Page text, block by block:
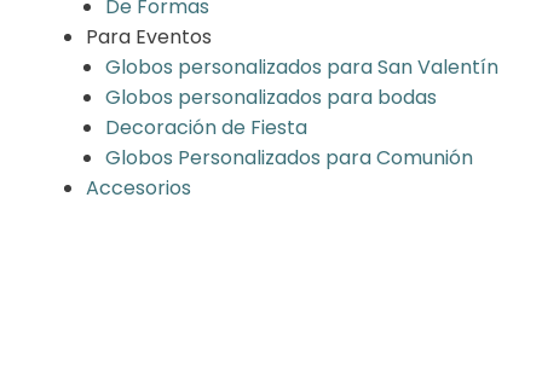
De Formas
Para Eventos
Globos personalizados para San Valentín
Globos personalizados para bodas
Decoración de Fiesta
Globos Personalizados para Comunión
Accesorios